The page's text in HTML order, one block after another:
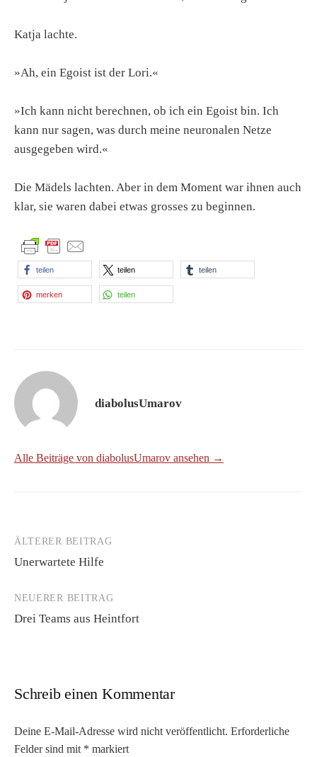
Katja lachte.
»Ah, ein Egoist ist der Lori.«
»Ich kann nicht berechnen, ob ich ein Egoist bin. Ich
kann nur sagen, was durch meine neuronalen Netze
ausgegeben wird.«
Die Mädels lachten. Aber in dem Moment war ihnen auch
klar, sie waren dabei etwas grosses zu beginnen.
teilen teilen teilen
merken teilen
diabolusUmarov
Alle Beiträge von diabolusUmarov ansehen →
Beitrags-
Navigation
ÄLTERER BEITRAG
Unerwartete Hilfe
NEUERER BEITRAG
Drei Teams aus Heintfort
Schreib einen Kommentar
Deine E-Mail-Adresse wird nicht veröffentlicht. Erforderliche
Felder sind mit * markiert